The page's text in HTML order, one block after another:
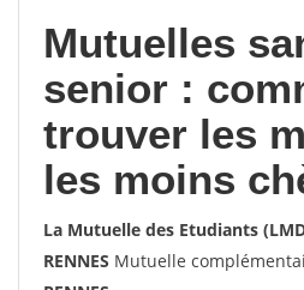
Mutuelles
senior :
trouver les
les moins
La Mutuelle des Etudiants
RENNES Mutuelle